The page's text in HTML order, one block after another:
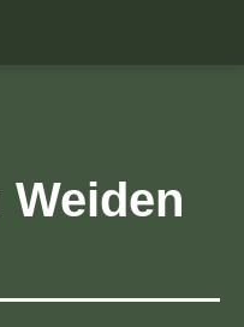
Weiden